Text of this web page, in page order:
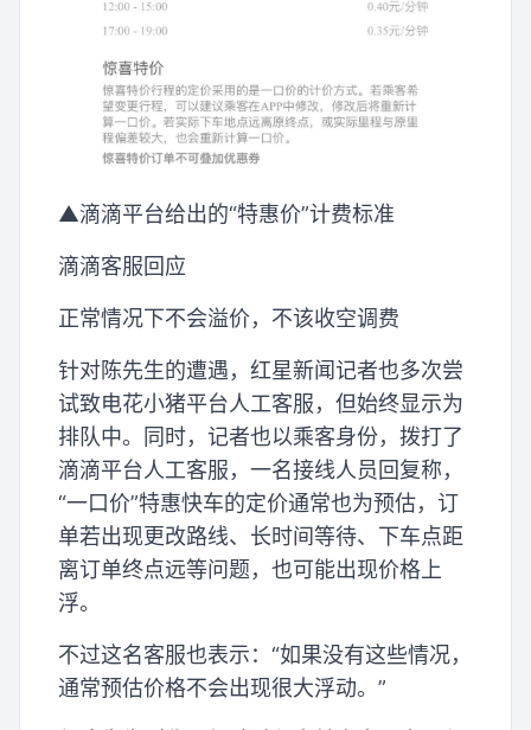
▲滴滴平台给出的“特惠价”计费标准
滴滴客服回应
正常情况下不会溢价，不该收空调费
针对陈先生的遭遇，红星新闻记者也多次尝
试致电花小猪平台人工客服，但始终显示为
排队中。同时，记者也以乘客身份，拨打了
滴滴平台人工客服，一名接线人员回复称，
“一口价”特惠快车的定价通常也为预估，订
单若出现更改路线、长时间等待、下车点距
离订单终点远等问题，也可能出现价格上
浮。
不过这名客服也表示：“如果没有这些情况，
通常预估价格不会出现很大浮动。”